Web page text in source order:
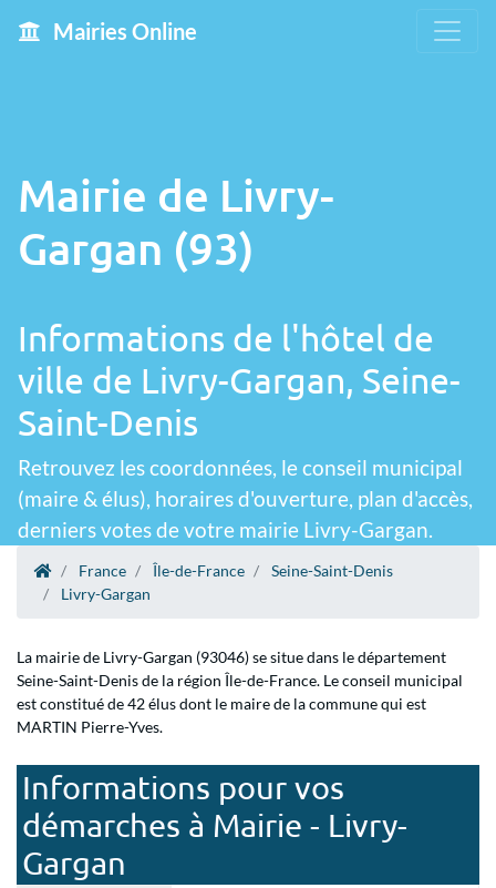
Mairies Online
Mairie de Livry-
Gargan (93)
Informations de l'hôtel de
ville de Livry-Gargan, Seine-
Saint-Denis
Retrouvez les coordonnées, le conseil municipal
(maire & élus), horaires d'ouverture, plan d'accès,
derniers votes de votre mairie Livry-Gargan.
France Île-de-France
Seine-Saint-Denis
Livry-Gargan
La mairie de Livry-Gargan (93046) se situe dans le département
Seine-Saint-Denis de la région Île-de-France. Le conseil municipal
est constitué de 42 élus dont le maire de la commune qui est
MARTIN Pierre-Yves.
Informations pour vos
démarches à Mairie - Livry-
Gargan